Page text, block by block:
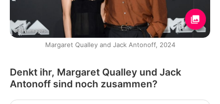
Getty Images
Margaret Qualley and Jack Antonoff, 2024
Denkt ihr, Margaret Qualley und Jack
Antonoff sind noch zusammen?